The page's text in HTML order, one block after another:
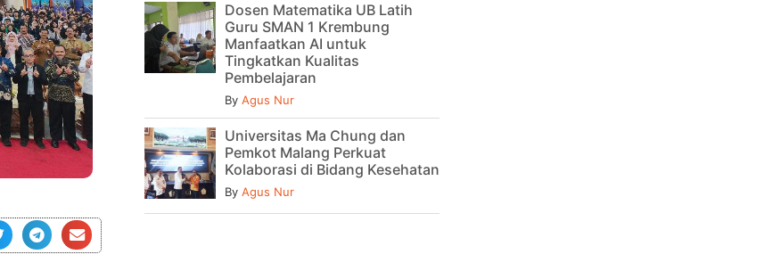
Dosen Matematika UB Latih
Guru SMAN 1 Krembung
Manfaatkan AI untuk
Tingkatkan Kualitas
Pembelajaran
By Agus Nur
Universitas Ma Chung dan
Pemkot Malang Perkuat
Kolaborasi di Bidang Kesehatan
By Agus Nur